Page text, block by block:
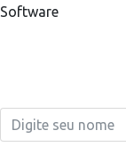
Software